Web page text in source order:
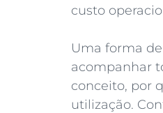
custo
Uma forma
acompanhar
conceito, por
utilização.